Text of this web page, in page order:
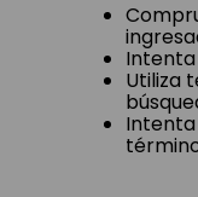
Utiliza